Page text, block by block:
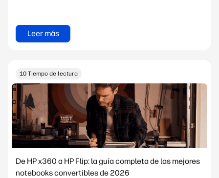
Leer más
10 Tiempo de lectura
De HP x360 a HP Flip: la guía completa de las mejores
notebooks convertibles de 2026